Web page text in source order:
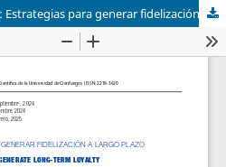
Marketing de experiencias: Estrategias para generar fidelización a largo plazo